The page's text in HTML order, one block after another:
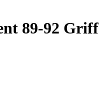
89-92 Griff